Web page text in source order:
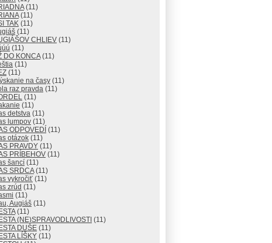
(11)
(11)
TAK (11)
(11)
CHLIEV (11)
(11)
DO KONCA(11)
(11)
(11)
na časy (11)
raz pravda (11)
(11)
(11)
detstva (11)
lumpov (11)
ODPOVEDÍ (11)
otázok (11)
PRAVDY (11)
PRÍBEHOV (11)
šancí (11)
SRDCA(11)
vykročiť (11)
zrúd (11)
(11)
Augiáš (11)
(11)
(NE)SPRAVODLIVOSTI (11)
DUŠE (11)
LÍŠKY (11)